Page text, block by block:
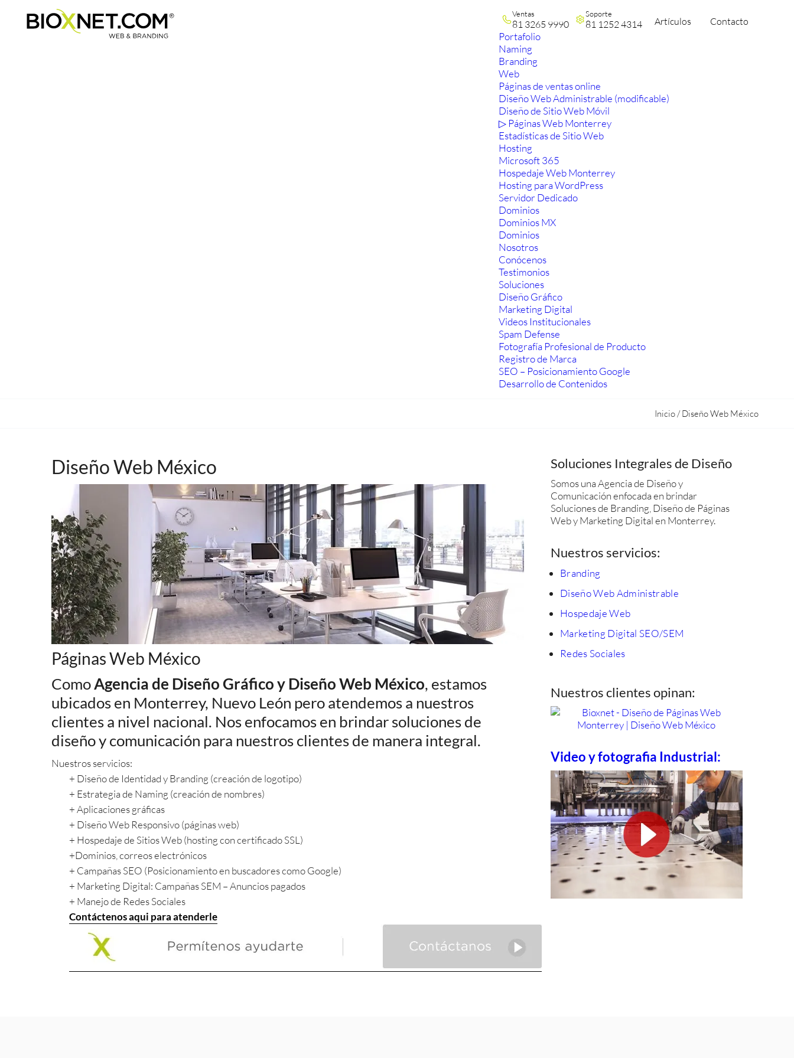
Ventas
81 3265 9990
Soporte
81 1252 4314 Artículos Contacto
Portafolio
Naming
Branding
Web
Páginas de ventas online
Diseño Web Administrable (modificable)
Diseño de Sitio Web Móvil
▷ Páginas Web Monterrey
Estadísticas de Sitio Web
Hosting
Microsoft 365
Hospedaje Web Monterrey
Hosting para WordPress
Servidor Dedicado
Dominios
Dominios MX
Dominios
Nosotros
Conócenos
Testimonios
Soluciones
Diseño Gráfico
Marketing Digital
Videos Institucionales
Spam Defense
Fotografía Profesional de Producto
Registro de Marca
SEO – Posicionamiento Google
Desarrollo de Contenidos
Inicio/Diseño Web México
Diseño Web México
Páginas Web México
ComoAgencia de Diseño Gráfico y Diseño Web México, estamos
ubicados en Monterrey, Nuevo León pero atendemos a nuestros
clientes a nivel nacional. Nos enfocamos en brindar soluciones de
diseño y comunicación para nuestros clientes de manera integral.
Nuestros servicios:
+ Diseño de Identidad y Branding (creación de logotipo)
+ Estrategia de Naming (creación de nombres)
+ Aplicaciones gráficas
+ Diseño Web Responsivo (páginas web)
+ Hospedaje de Sitios Web (hosting con certificado SSL)
+Dominios, correos electrónicos
+ Campañas SEO (Posicionamiento en buscadores como Google)
+ Marketing Digital: Campañas SEM – Anuncios pagados
+ Manejo de Redes Sociales
Contáctenos aqui para atenderle
Soluciones Integrales de Diseño
Somos una Agencia de Diseño y
Comunicación enfocada en brindar
Soluciones de Branding, Diseño de Páginas
Web y Marketing Digital en Monterrey.
Nuestros servicios:
Branding
Diseño Web Administrable
Hospedaje Web
Marketing Digital SEO/SEM
Redes Sociales
Nuestros clientes opinan:
Video y fotografia Industrial: